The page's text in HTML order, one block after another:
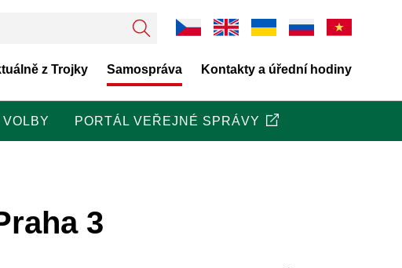
z Trojky Samospráva Kontakty a úřední hodiny
VOLBY PORTÁL VEŘEJNÉ SPRÁVY
3